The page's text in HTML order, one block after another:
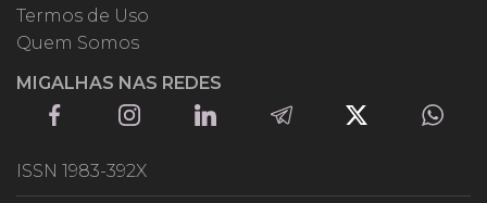
Termos de Uso
Quem Somos
MIGALHAS NAS REDES
ISSN 1983-392X